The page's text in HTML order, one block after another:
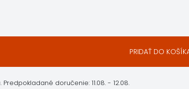
PRIDAŤ DO
doručenie: 11.08. - 12.08.